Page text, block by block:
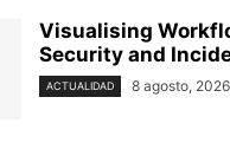
Visualising
Security and
ACTUALIDAD 8 agosto, 2026